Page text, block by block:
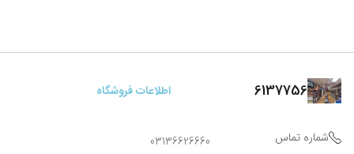
6137756 اطلاعات فروشگاه
شماره تماس 03136626660